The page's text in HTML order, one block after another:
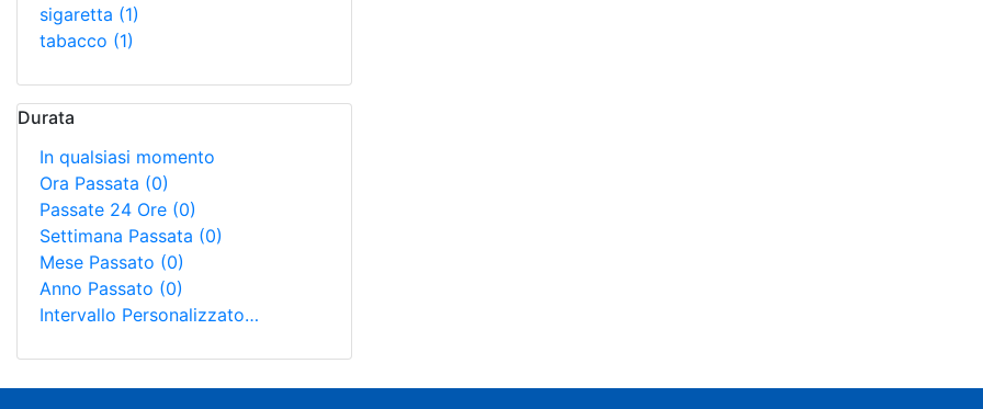
sigaretta (1)
tabacco (1)
Durata
In qualsiasi momento
Ora Passata (0)
Passate 24 Ore (0)
Settimana Passata (0)
Mese Passato (0)
Anno Passato (0)
Intervallo Personalizzato…